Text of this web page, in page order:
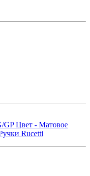
GP Цвет - Матовое
Rucetti